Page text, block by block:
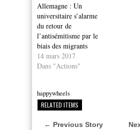
Allemagne : Un
universitaire s’alarme
du retour de
l’antisémitisme par le
biais des migrants
14 mars 2017
Dans "Actions"
happywheels
RELATED ITEMS
← Previous Story